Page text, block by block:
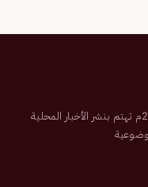
صحيفة إلكترونية سعودية تم تأسيسها عام 2007م تهتم بنشر الأخبار المحلية